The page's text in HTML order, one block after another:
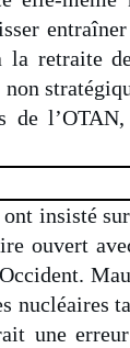
la retraite
de
insisté
ouvert
nucléaires
une